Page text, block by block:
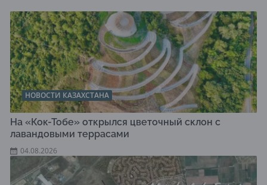
НОВОСТИ КАЗАХСТАНА
На «Кок-Тобе» открылся цветочный склон с
лавандовыми террасами
04.08.2026